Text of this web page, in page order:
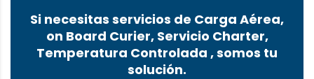
Si necesitas servicios de Carga Aérea,
on Board Curier, Servicio Charter,
Temperatura Controlada , somos tu
solución.